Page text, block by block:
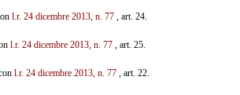
l.r. 24 dicembre 2013, n. 77, art. 24.
l.r. 24 dicembre 2013, n. 77, art. 25.
l.r. 24 dicembre 2013, n. 77, art. 22.